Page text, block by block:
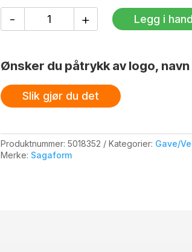
-
ostehøvel
pakning
+ Legg i
Ønsker du påtrykk av logo,
Slik gjør du det
Produktnummer: 5018352 Kategorier: Gave/
Merke: Sagaform